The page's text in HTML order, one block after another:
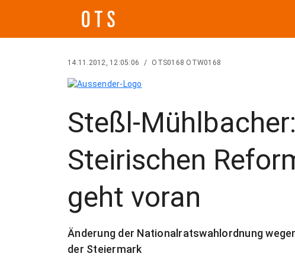
14.11.2012, 12:05:06 / OTS0168 OTW0168
Steßl-
Steirischen
geht voran
Änderung der Nationalratswahlordnung
der Steiermark